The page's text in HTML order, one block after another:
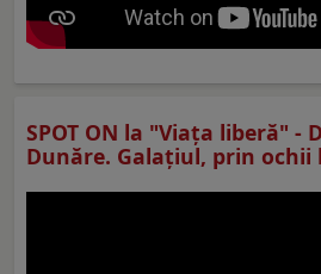
SPOT ON la "Viaţa liberă" -
Dunăre. Galațiul, prin ochii